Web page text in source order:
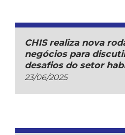
CHIS realiza nova
negócios para
desafios do setor
23/06/2025